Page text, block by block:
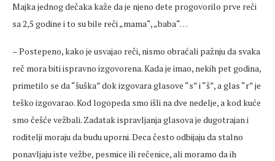
Majka jednog dečaka kaže da je njeno dete progovorilo prve reči
sa 2,5 godine i to su bile reči „mama“, „baba“…
– Postepeno, kako je usvajao reči, nismo obraćali pažnju da svaka
reč mora biti ispravno izgovorena. Kada je imao, nekih pet godina,
primetilo se da “šuška” dok izgovara glasove “s” i “š”, a glas “r” je
teško izgovarao. Kod logopeda smo išli na dve nedelje, a kod kuće
smo češće vežbali. Zadatak ispravljanja glasova je dugotrajan i
roditelji moraju da budu uporni. Deca često odbijaju da stalno
ponavljaju iste vežbe, pesmice ili rečenice, ali moramo da ih